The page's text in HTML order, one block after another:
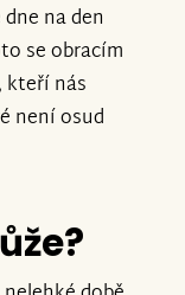
na den
se obracím
kteří nás
není osud